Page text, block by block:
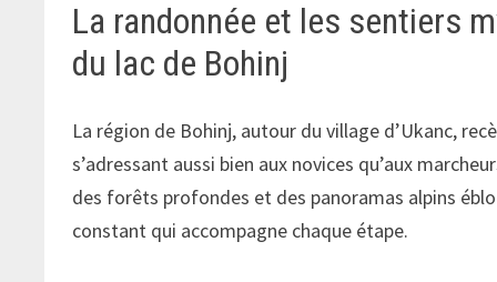
La randonnée et les sentiers
du lac de Bohinj
La région de Bohinj, autour du village d’Ukanc,
s’adressant aussi bien aux novices qu’aux
des forêts profondes et des panoramas alpins
constant qui accompagne chaque étape.